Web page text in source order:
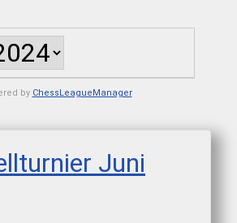
Juni
by ChessLeagueManager